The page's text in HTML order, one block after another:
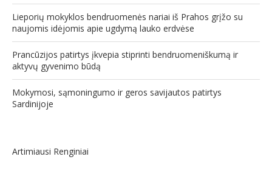
Lieporių mokyklos bendruomenės nariai iš Prahos grįžo su
naujomis idėjomis apie ugdymą lauko erdvėse
Prancūzijos patirtys įkvepia stiprinti bendruomeniškumą ir
aktyvų gyvenimo būdą
Mokymosi, sąmoningumo ir geros savijautos patirtys
Sardinijoje
Artimiausi Renginiai